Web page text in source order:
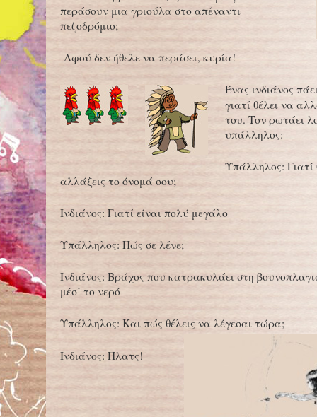
περάσουν μια γριούλα στο απέναντι
πεζοδρόμιο;
-Αφού δεν ήθελε να περάσει, κυρία!
Ένας ινδιάνος
γιατί θέλει να
του. Τον ρωτάει
υπάλληλος:
Υπάλληλος: Γιατί
αλλάξεις το όνομά σου;
Ινδιάνος: Γιατί είναι πολύ μεγάλο
Υπάλληλος: Πώς σε λένε;
Ινδιάνος: Βράχος που κατρακυλάει στη
μέσ’ το νερό
Υπάλληλος: Και πώς θέλεις να λέγεσαι τώρα;
Ινδιάνος: Πλατς!